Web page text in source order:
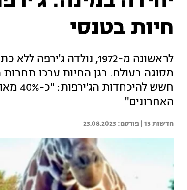
חיות בטנסי
לראשונה מ-1972, נולדה
מסוגה בעולם. בגן החיות ערכו
חשש
האחרונים"
חדשות 13 | 23.08.2023